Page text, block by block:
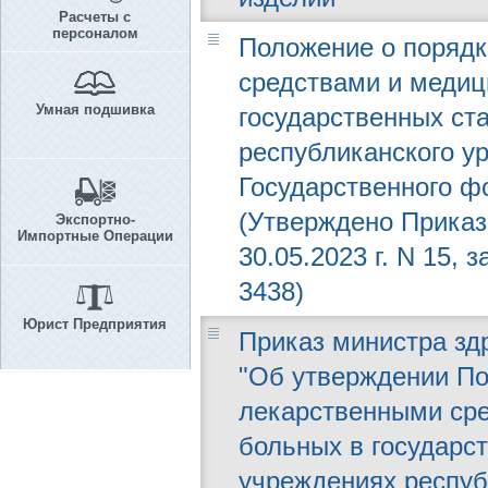
Расчеты с
персоналом
Умная подшивка
Экспортно-
Импортные Операции
Юрист Предприятия
Положение о
средствами и
государственных
республиканского
Государственного
(Утверждено
30.05.2023 г. N 15,
3438)
Приказ министра
"Об утверждении
лекарственными
больных в
учреждениях